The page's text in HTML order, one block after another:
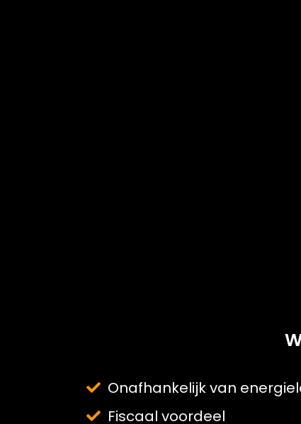
Onafhankelijk van
Fiscaal voordeel